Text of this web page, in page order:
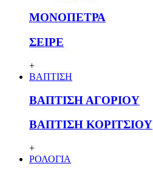
ΜΟΝΟΠΕΤΡΑ
ΣΕΙΡΕ
+
ΒΑΠΤΙΣΗ
ΒΑΠΤΙΣΗ ΑΓΟΡΙΟΥ
ΒΑΠΤΙΣΗ ΚΟΡΙΤΣΙΟΥ
+
ΡΟΛΟΓΙΑ